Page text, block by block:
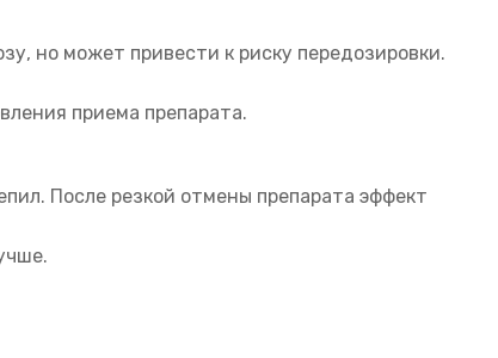
но может привести к риску передозировки.
приема препарата.
После резкой отмены препарата эффект